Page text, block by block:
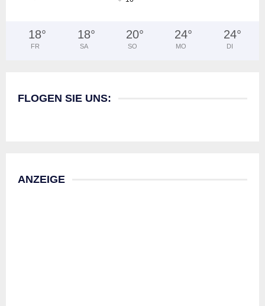
18°
FR
18°
SA
20°
SO
24°
MO
24°
DI
FLOGEN SIE UNS:
ANZEIGE